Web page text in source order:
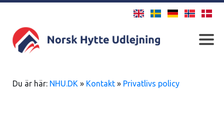
Du är här: NHU.DK » Kontakt » Privatlivs policy